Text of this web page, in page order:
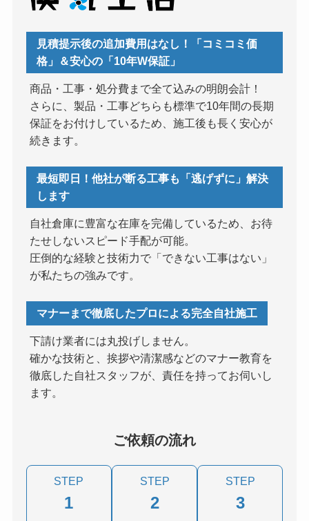
見積提示後の追加費用はなし！「コミコミ価
格」＆安心の「10年W保証」
商品・工事・処分費まで全て込みの明朗会計！
さらに、製品・工事どちらも標準で10年間の長期
保証をお付けしているため、施工後も長く安心が
続きます。
最短即日！他社が断る工事も「逃げずに」解決
します
自社倉庫に豊富な在庫を完備しているため、お待
たせしないスピード手配が可能。
圧倒的な経験と技術力で「できない工事はない」
が私たちの強みです。
マナーまで徹底したプロによる完全自社施工
下請け業者には丸投げしません。
確かな技術と、挨拶や清潔感などのマナー教育を
徹底した自社スタッフが、責任を持ってお伺いし
ます。
ご依頼の流れ
STEP
1
STEP
2
STEP
3